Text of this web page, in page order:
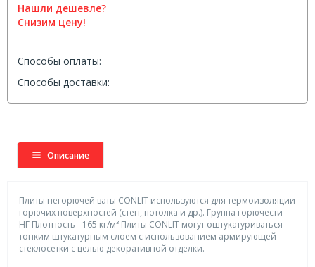
Нашли дешевле?
Снизим цену!
Способы оплаты:
Способы доставки:
Описание
Плиты негорючей ваты CONLIT используются для термоизоляции
горючих поверхностей (стен, потолка и др.). Группа горючести -
НГ Плотность - 165 кг/м³ Плиты CONLIT могут оштукатуриваться
тонким штукатурным слоем с использованием армирующей
стеклосетки с целью декоративной отделки.